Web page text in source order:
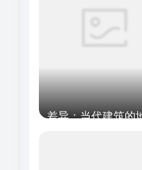
差异：当代建筑的